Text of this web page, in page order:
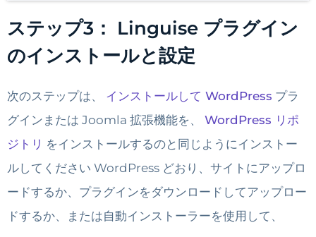
ステップ3： Linguise プラグイン
のインストールと設定
次のステップは、 インストールして WordPress プラ
グインまたは Joomla 拡張機能を、 WordPress リポ
ジトリ をインストールするのと同じようにインストー
ルしてください WordPress どおり、サイトにアップロ
ードするか、プラグインをダウンロードしてアップロー
ドするか、または自動インストーラーを使用して、